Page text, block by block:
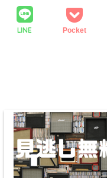
LINE Pocket